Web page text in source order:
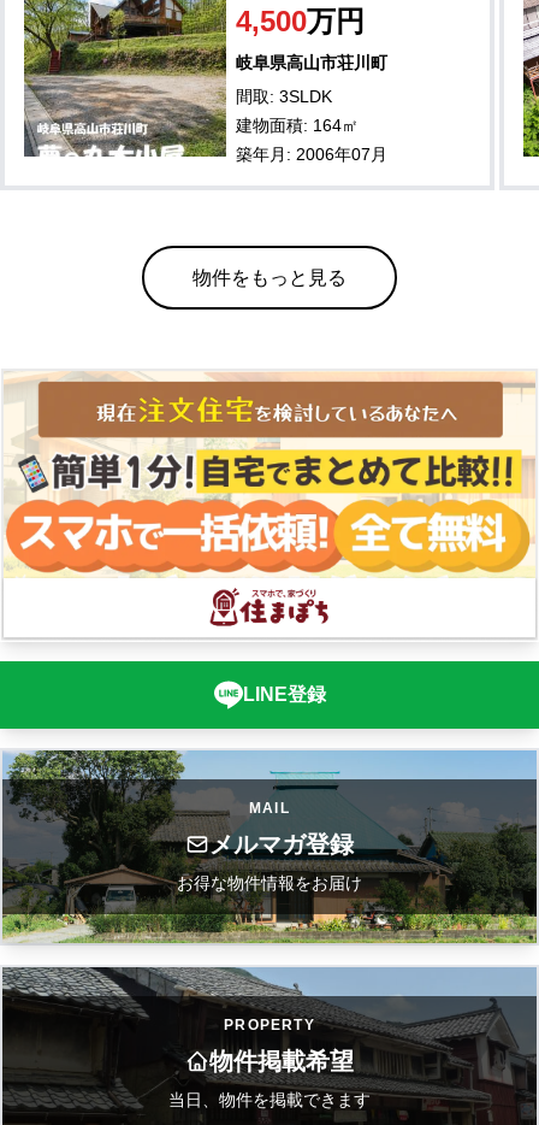
4,500万円
岐阜県高山市荘川町
間取: 3SLDK
建物面積: 164㎡
築年月: 2006年07月
物件をもっと見る
LINE登録
MAIL
メルマガ登録
お得な物件情報をお届け
PROPERTY
物件掲載希望
当日、物件を掲載できます